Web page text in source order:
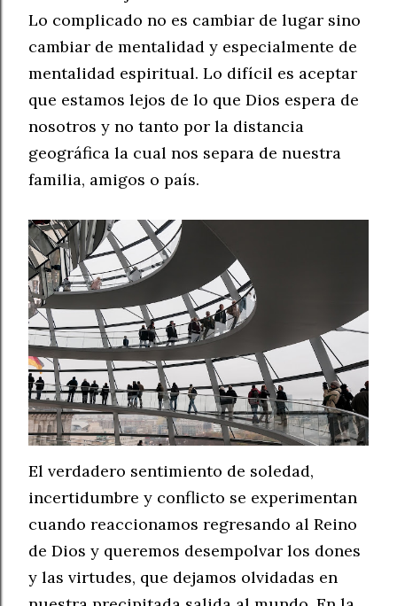
Lo complicado no es cambiar de lugar sino
cambiar de mentalidad y especialmente de
mentalidad espiritual. Lo difícil es aceptar
que estamos lejos de lo que Dios espera de
nosotros y no tanto por la distancia
geográfica la cual nos separa de nuestra
familia, amigos o país.
El verdadero sentimiento de soledad,
incertidumbre y conflicto se experimentan
cuando reaccionamos regresando al Reino
de Dios y queremos desempolvar los dones
y las virtudes, que dejamos olvidadas en